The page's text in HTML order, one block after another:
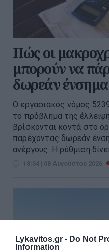
Lykavitos.gr - Do Not
Information
Πώς οι
μπορούν να
δωρεάν
Ο εργασιακός νόμος
το πρόβλημα της
βρίσκονται κοντά στο
παρέχοντας δωρεάν
ανέργους. Η ρύθμιση δίνει
18:34 | 08 Αυγούστου 2026